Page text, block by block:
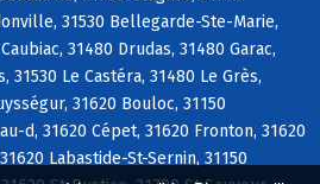
31530 Bellegarde-Ste-Marie,
31480 Drudas, 31480 Garac,
31530 Le Castéra, 31480 Le Grès,
31620 Bouloc, 31150
d, 31620 Cépet, 31620 Fronton, 31620
Labastide-St-Sernin, 31150